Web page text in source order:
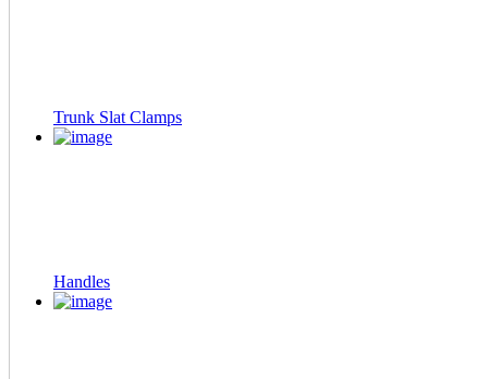
Trunk Slat Clamps
Handles